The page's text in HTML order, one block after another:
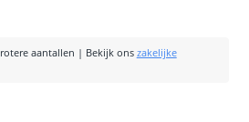
aantallen | Bekijk ons zakelijke